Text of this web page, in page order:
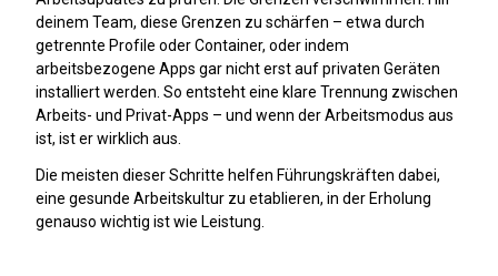
deinem Team, diese Grenzen zu schärfen – etwa durch
getrennte Profile oder Container, oder indem
arbeitsbezogene Apps gar nicht erst auf privaten Geräten
installiert werden. So entsteht eine klare Trennung zwischen
Arbeits- und Privat-Apps – und wenn der Arbeitsmodus aus
ist, ist er wirklich aus.
Die meisten dieser Schritte helfen Führungskräften dabei,
eine gesunde Arbeitskultur zu etablieren, in der Erholung
genauso wichtig ist wie Leistung.